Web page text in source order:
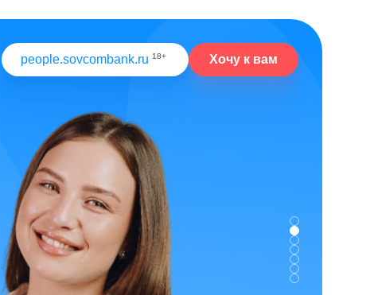
people.sovcombank.ru 18+ Хочу к вам